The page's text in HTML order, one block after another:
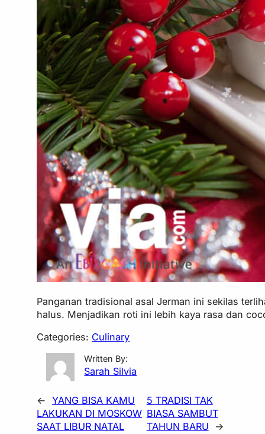
Panganan tradisional asal Jerman ini sekilas
halus. Menjadikan roti ini lebih kaya rasa dan
Categories: Culinary
Written By:
Sarah Silvia
←
YANG BISA KAMU
LAKUKAN DI MOSKOW
SAAT LIBUR NATAL
5 TRADISI TAK
BIASA SAMBUT
TAHUN BARU
→